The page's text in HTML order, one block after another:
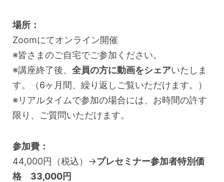
場所：
Zoomにてオンライン開催
※皆さまのご自宅でご参加ください。
※講座終了後、 全員の方に動画をシェアいたしま
す。（6ヶ月間、繰り返しご覧いただけます。）
※リアルタイムで参加の場合には、お時間の許す
限り、ご質問いただけます。
参加費：
44,000円（税込）→プレセミナー参加者特別価
格 33,000円